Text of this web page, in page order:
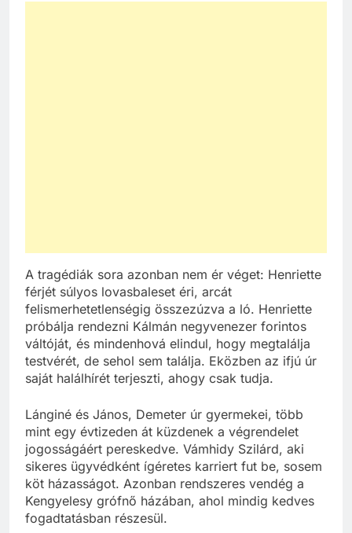
A tragédiák sora azonban nem ér véget: Henriette
férjét súlyos lovasbaleset éri, arcát
felismerhetetlenségig összezúzva a ló. Henriette
próbálja rendezni Kálmán negyvenezer forintos
váltóját, és mindenhová elindul, hogy megtalálja
testvérét, de sehol sem találja. Eközben az ifjú úr
saját halálhírét terjeszti, ahogy csak tudja.
Lánginé és János, Demeter úr gyermekei, több
mint egy évtizeden át küzdenek a végrendelet
jogosságáért pereskedve. Vámhidy Szilárd, aki
sikeres ügyvédként ígéretes karriert fut be, sosem
köt házasságot. Azonban rendszeres vendég a
Kengyelesy grófnő házában, ahol mindig kedves
fogadtatásban részesül.